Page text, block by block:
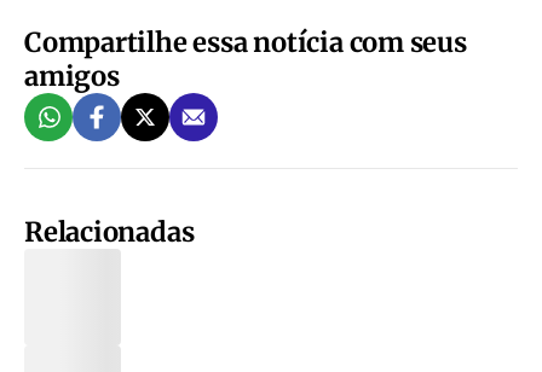
Compartilhe essa notícia com seus
amigos
Relacionadas